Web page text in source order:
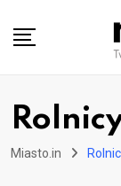
Miasto.in